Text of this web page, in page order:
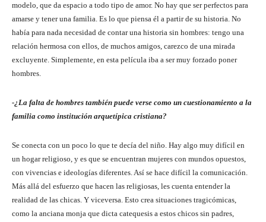
modelo, que da espacio a todo tipo de amor. No hay que ser perfectos para
amarse y tener una familia. Es lo que piensa él a partir de su historia. No
había para nada necesidad de contar una historia sin hombres: tengo una
relación hermosa con ellos, de muchos amigos, carezco de una mirada
excluyente. Simplemente, en esta película iba a ser muy forzado poner
hombres.
-¿La falta de hombres también puede verse como un cuestionamiento a la
familia como institución arquetípica cristiana?
Se conecta con un poco lo que te decía del niño. Hay algo muy difícil en
un hogar religioso, y es que se encuentran mujeres con mundos opuestos,
con vivencias e ideologías diferentes. Así se hace difícil la comunicación.
Más allá del esfuerzo que hacen las religiosas, les cuenta entender la
realidad de las chicas. Y viceversa. Esto crea situaciones tragicómicas,
como la anciana monja que dicta catequesis a estos chicos sin padres,